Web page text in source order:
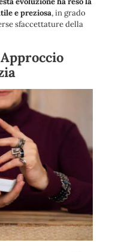
e preziosa, in grado
sfaccettature della